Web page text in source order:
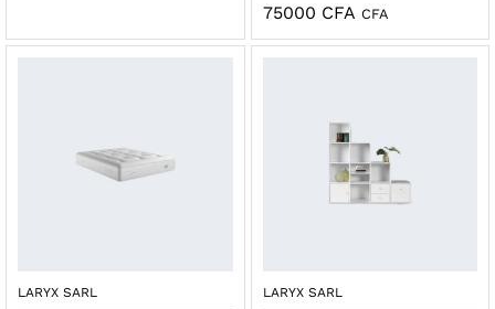
75000 CFA CFA
LARYX SARL LARYX SARL